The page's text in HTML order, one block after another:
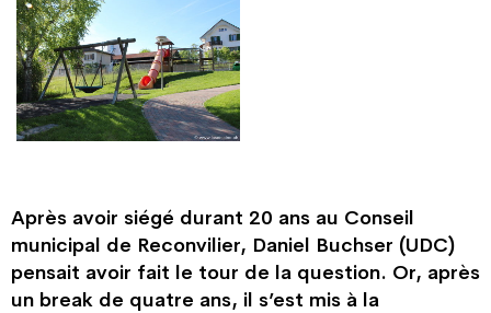
Après avoir siégé durant 20 ans au Conseil
municipal de Reconvilier, Daniel Buchser (UDC)
pensait avoir fait le tour de la question. Or, après
un break de quatre ans, il s’est mis à la